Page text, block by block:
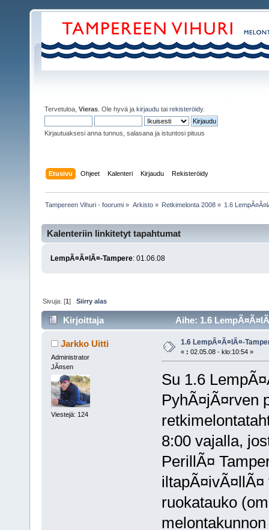
Tervetuloa, Vieras . Ole hyvä ja kirjaudu tai rekisteröidy.
Kirjautuaksesi anna tunnus, salasana ja istuntosi pituus
Etusivu Ohjeet Kalenteri Kirjaudu Rekisteröidy
Tampereen Vihuri - foorumi » Arkisto» Retkimelonta 2008» 1.6
Kalenteriin linkitetyt tapahtumat
LempÃ¤Ã¤lÃ¤-Tampere: 01.06.08
Sivuja: [1]Siirry alas
Kirjoittaja Aihe: 1.6
Jarkko Uitti
Administrator
JÃ¤sen
Viestejä: 124
1.6 LempÃ¤Ã¤lÃ¤-
« : 02.05.08 - klo:10:54 »
Su 1.6
PyhÃ¤jÃ¤rven
8:00 vajalla,
PerillÃ¤
ruokatauko